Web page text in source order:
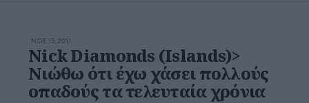
ΝΟΕ 15,2011
Nick Diamonds (Islands)>
Νιώθω ότι έχω χάσει πολλούς
οπαδούς τα τελευταία χρόνια